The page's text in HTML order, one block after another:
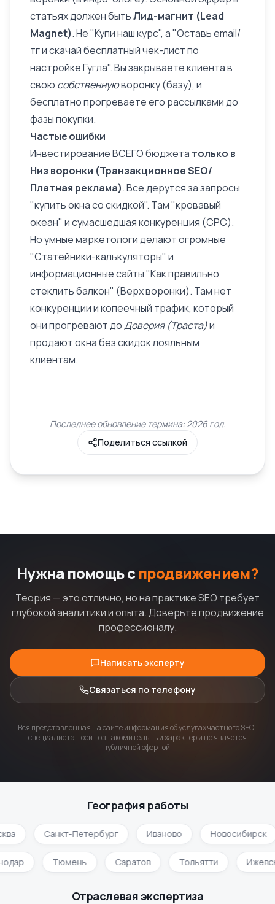
статьях должен бытьЛид-магнит (Lead
Magnet). Не "Купи наш курс", а "Оставь email/
тг и скачай бесплатный чек-лист по
настройке Гугла". Вы закрываете клиента в
свою собственнуюворонку (базу), и
бесплатно прогреваете его рассылками до
фазы покупки.
Частые ошибки
Инвестирование ВСЕГО бюджета только в
Низ воронки (Транзакционное SEO/
Платная реклама). Все дерутся за запросы
"купить окна со скидкой". Там "кровавый
океан" и сумасшедшая конкуренция (CPC).
Но умные маркетологи делают огромные
"Статейники-калькуляторы" и
информационные сайты"Как правильно
стеклить балкон" (Верх воронки). Там нет
конкуренции и копеечный трафик, который
они прогревают доДоверия (Траста)и
продают окна без скидок лояльным
клиентам.
Последнее обновление термина: 2026 год.
Поделиться ссылкой
Нужна помощь с продвижением?
Теория — это отлично, но на практике SEO требует
глубокой аналитики и опыта. Доверьте продвижение
профессионалу.
Написать эксперту
Связаться по телефону
Вся представленная на сайте информация об услугах частного SEO-
специалиста носит ознакомительный характер и не является
публичной офертой.
География работы
Санкт-Петербург Иваново Новосибирск
Тюмень Саратов Тольятти
Отраслевая экспертиза